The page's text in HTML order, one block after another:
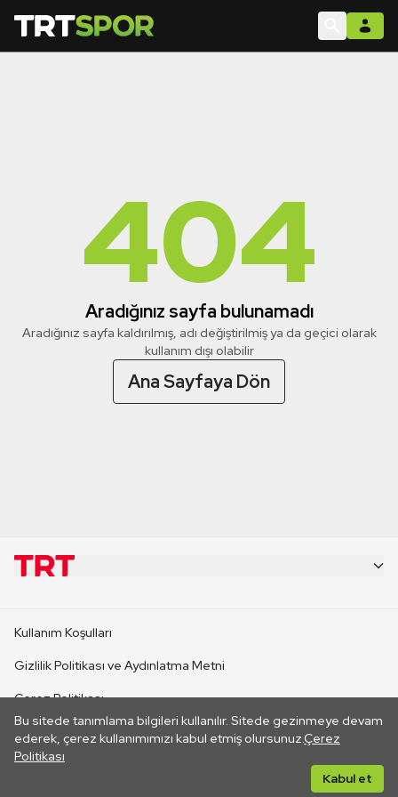
404
Aradığınız sayfa bulunamadı
Aradığınız sayfa kaldırılmış, adı değiştirilmiş ya da geçici olarak
kullanım dışı olabilir
Ana Sayfaya Dön
Bu sitede tanımlama bilgileri kullanılır. Sitede gezinmeye devam
ederek, çerez kullanımımızı kabul etmiş olursunuz.Çerez
Politikası
Kabul et
CANLI YAYINLAR
Kullanım Koşulları
Gizlilik Politikası ve Aydınlatma Metni
Çerez Politikası
İletişim
Her hakkı saklıdır. ©2026 TRT. Bağlantı yoluyla gidilen dış